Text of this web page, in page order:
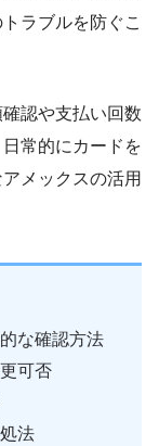
ラブルを防ぐこ
認や支払い回数
常的にカードを
メックスの活用
な確認方法
可否
法